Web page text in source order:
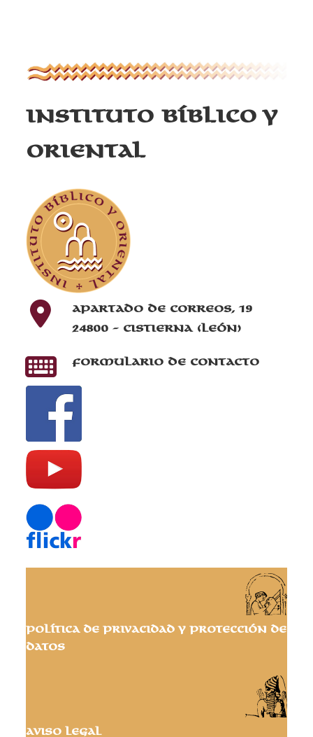
Instituto Bíblico y
Oriental
Apartado de correos, 19
24800 - Cistierna (León)
Formulario de contacto
Política de privacidad y protección de
datos
Aviso Legal